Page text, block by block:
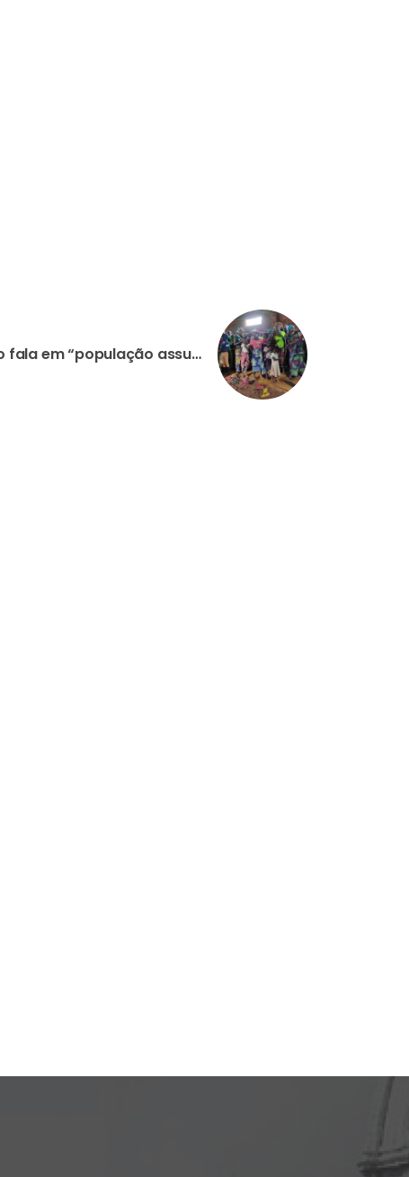
MOÇAMBIQUE: Missionário fala em “população assustada” depois de terroristas terem executado um grupo de cristãos